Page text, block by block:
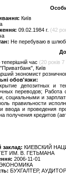
Київ
09.02.1984 г. (42
Не перебуваю в
час (20 років 7
"Приватбанк", Київ
экономист
обов'язки:
депозитных и
переводов;
социальными и
правильности
ввода и проведения
получения кредитов
заклад: КИЕВСКИЙ
ИМ. В. ГЕТЬМАНА
2006-11-01
БУХГАЛТЕР, АУДИТОР